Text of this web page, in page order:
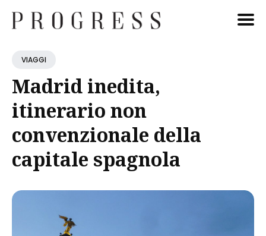
Cerca
VIAGGI
Madrid inedita,
itinerario non
convenzionale della
capitale spagnola